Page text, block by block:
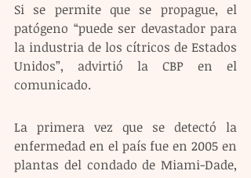
Si se permite que se propague, el
patógeno “puede ser devastador para
la industria de los cítricos de Estados
Unidos”, advirtió la CBP en el
comunicado.
La primera vez que se detectó la
enfermedad en el país fue en 2005 en
plantas del condado de Miami-Dade,